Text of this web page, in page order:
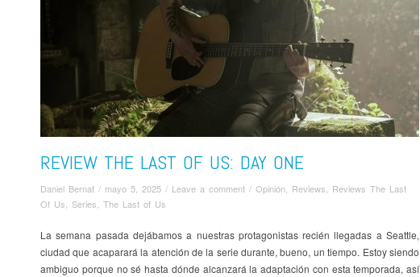
REVIEW THE LAST OF US: DAY ONE
Daniel Bernat / mayo 5, 2025 / Leave a comment / Opinión Reviews
Reviews The Last
Of Us
Series The Last of Us
La semana pasada dejábamos a nuestras protagonistas recién llegadas a Seattle,
ciudad que acaparará la atención de la serie durante, bueno, un tiempo. Estoy siendo
ambiguo porque no sé hasta dónde alcanzará la adaptación con esta temporada, así